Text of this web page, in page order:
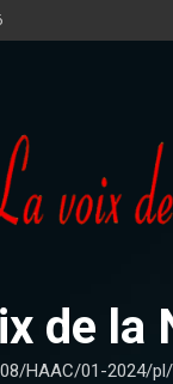
de la
HAAC/01-2024/